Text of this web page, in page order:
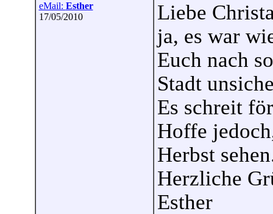
eMail: Esther
17/05/2010
Liebe
ja, es war
Euch nach
Stadt
Es schreit
Hoffe
Herbst
Herzliche
Esther